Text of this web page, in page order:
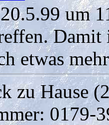
um
Damit
etwas
zu Hause
0179-